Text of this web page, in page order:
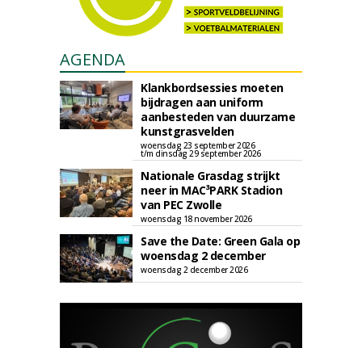
AGENDA
Klankbordsessies moeten
bijdragen aan uniform
aanbesteden van duurzame
kunstgrasvelden
woensdag 23 september 2026
t/m dinsdag 29 september 2026
Nationale Grasdag strijkt
neer in MAC³PARK Stadion
van PEC Zwolle
woensdag 18 november 2026
Save the Date: Green Gala op
woensdag 2 december
woensdag 2 december 2026